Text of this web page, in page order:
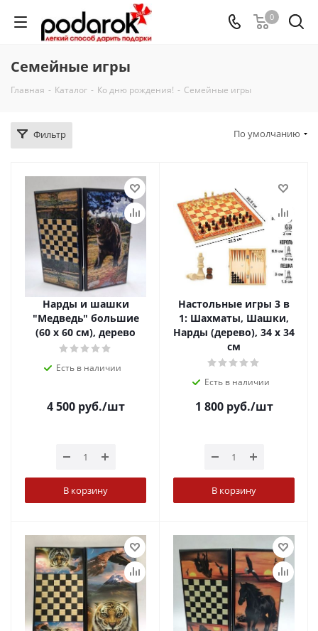
0
Семейные игры
Главная - Каталог - Ко дню рождения! - Семейные игры
Фильтр По умолчанию
Нарды и шашки
"Медведь" большие
(60 х 60 см), дерево
Есть в наличии
4 500руб./шт
В корзину
Настольные игры 3 в
1: Шахматы, Шашки,
Нарды (дерево), 34 х 34
см
Есть в наличии
1 800руб./шт
В корзину